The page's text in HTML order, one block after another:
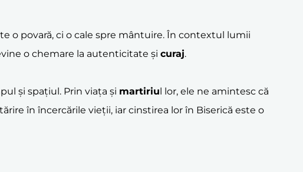
o povară, ci o cale spre mântuire. În contextul lumii
o chemare la autenticitate și curaj.
și spațiul. Prin viața și martiriul lor, ele ne amintesc că
în încercările vieții, iar cinstirea lor în Biserică este o